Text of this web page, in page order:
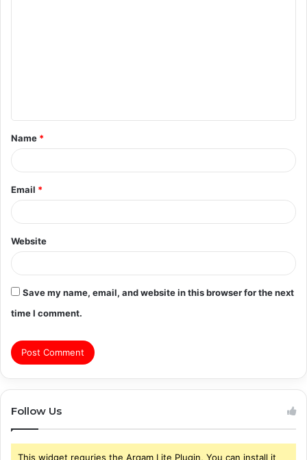
t
*
Name *
Email *
Website
Save my name, email, and website in this browser for the next
time I comment.
Follow Us
This widget requries the Arqam Lite Plugin, You can install it